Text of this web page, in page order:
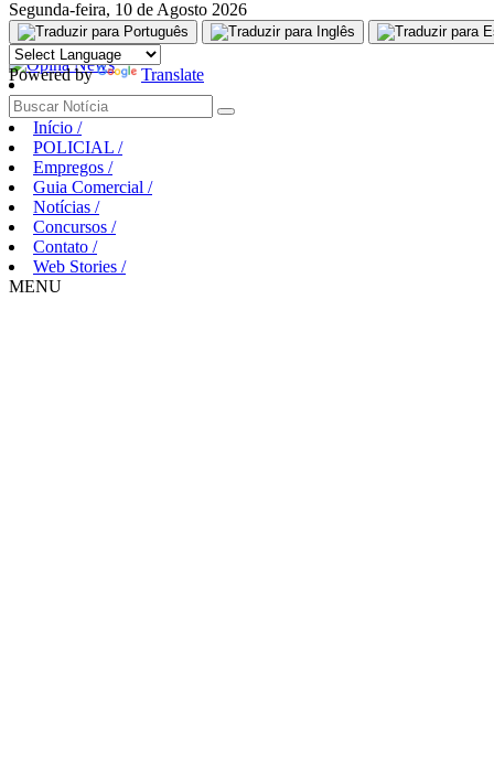
Aguarde, carregando...
Segunda-feira, 10 de Agosto 2026
Powered by Translate
Início /
POLICIAL /
Empregos /
Guia Comercial /
Notícias /
Concursos /
Contato /
Web Stories /
MENU